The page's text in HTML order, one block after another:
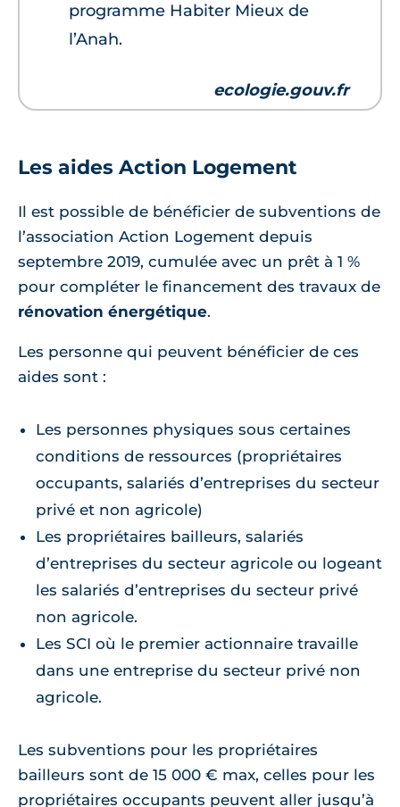
programme Habiter Mieux de
l’Anah.
ecologie.gouv.fr
Les aides Action Logement
Il est possible de bénéficier de subventions de
l’association Action Logement depuis
septembre 2019, cumulée avec un prêt à 1 %
pour compléter le financement des travaux de
rénovation énergétique.
Les personne qui peuvent bénéficier de ces
aides sont :
Les personnes physiques sous certaines
conditions de ressources (propriétaires
occupants, salariés d’entreprises du secteur
privé et non agricole)
Les propriétaires bailleurs, salariés
d’entreprises du secteur agricole ou logeant
les salariés d’entreprises du secteur privé
non agricole.
Les SCI où le premier actionnaire travaille
dans une entreprise du secteur privé non
agricole.
Les subventions pour les propriétaires
bailleurs sont de 15 000 € max, celles pour les
propriétaires occupants peuvent aller jusqu’à